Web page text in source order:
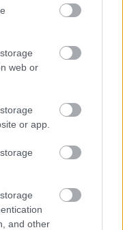
web or
or app.
and other